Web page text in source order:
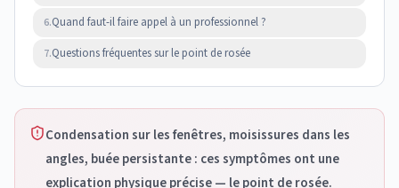
6.Quand faut-il faire appel à un professionnel ?
7.Questions fréquentes sur le point de rosée
Condensation sur les fenêtres, moisissures dans les
angles, buée persistante : ces symptômes ont une
explication physique précise — le point de rosée.